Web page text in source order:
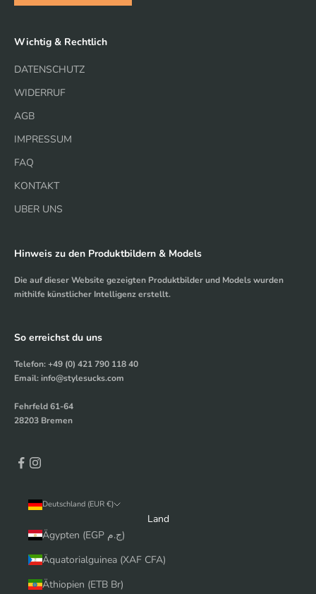
Wichtig & Rechtlich
DATENSCHUTZ
WIDERRUF
AGB
IMPRESSUM
FAQ
KONTAKT
UBER UNS
Hinweis zu den Produktbildern & Models
Die auf dieser Website gezeigten Produktbilder und Models wurden
mithilfe künstlicher Intelligenz erstellt.
So erreichst du uns
Telefon: +49 (0) 421 790 118 40
Email: info@stylesucks.com
Fehrfeld 61-64
28203 Bremen
Deutschland (EUR €)
Land
Ägypten (EGP ج.م)
Äquatorialguinea (XAF CFA)
Äthiopien (ETB Br)